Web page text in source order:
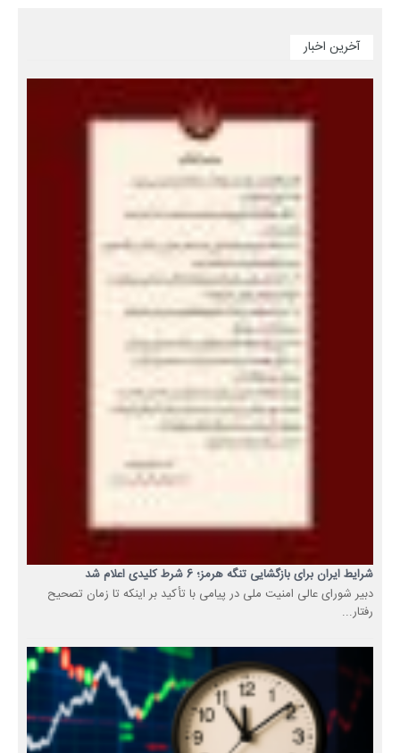
آخرین اخبار
شرایط ایران برای بازگشایی تنگه هرمز؛ 6 شرط کلیدی اعلام شد
دبیر شورای عالی امنیت ملی در پیامی با تأکید بر اینکه تا زمان تصحیح
رفتار...